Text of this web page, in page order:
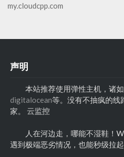
my.cloudcpp.com
声明
本站推荐使用弹性主机，诸如
digitalocean等。没有不抽疯的线
家。 云监控
人在河边走，哪能不湿鞋！
遇到极端恶劣情况，也能秒级拉起